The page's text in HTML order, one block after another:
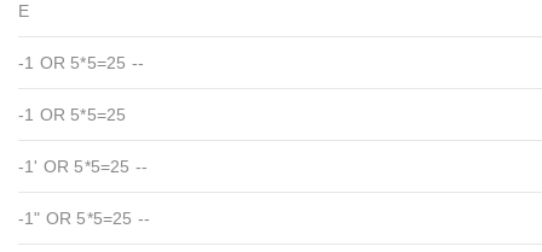
E
-1 OR 5*5=25 --
-1 OR 5*5=25
-1' OR 5*5=25 --
-1" OR 5*5=25 --